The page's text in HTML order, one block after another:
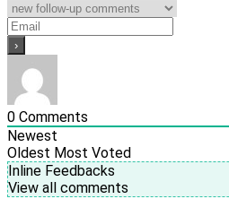
0 Comments
Newest
Oldest Most Voted
Inline Feedbacks
View all comments